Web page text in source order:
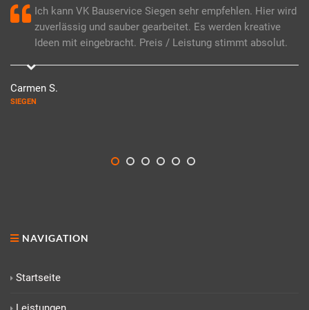
Ich kann VK Bauservice Siegen sehr empfehlen. Hier wird
zuverlässig und sauber gearbeitet. Es werden kreative
Ideen mit eingebracht. Preis / Leistung stimmt absolut.
Carmen S.
SIEGEN
NAVIGATION
Startseite